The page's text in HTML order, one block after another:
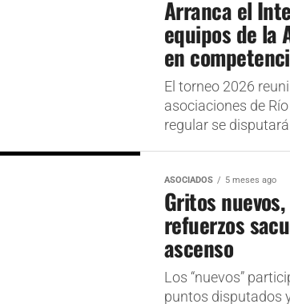
Arranca el
equipos de la
en
El torneo 2026
asociaciones de
regular se
ASOCIADOS 5 meses ago
Gritos
refuerzos
ascenso
Los “nuevos”
puntos disputados